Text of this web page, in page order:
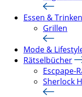
Essen & Trinken
Grillen
Mode &
Rätselbücher
Escpape-
Sherlock